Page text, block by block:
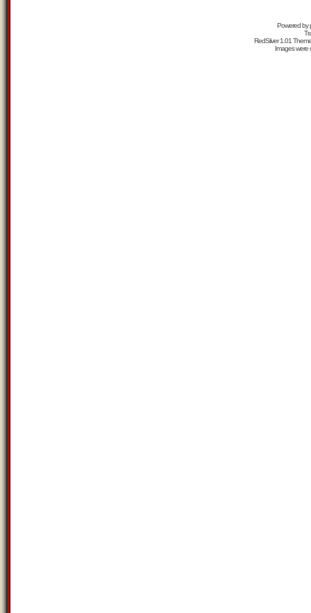
Powered by
RedSilver 1.01
Images were